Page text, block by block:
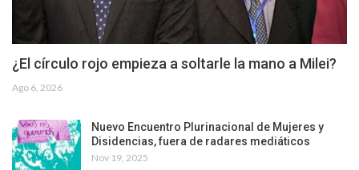
¿El círculo rojo empieza a soltarle la mano a Milei?
Ago 6, 2026
Nuevo Encuentro Plurinacional de Mujeres y
Disidencias, fuera de radares mediáticos
Nov 19, 2025